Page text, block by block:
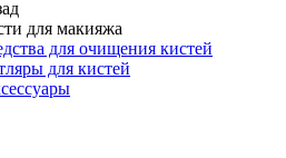
для макияжа
для очищения кистей
для кистей